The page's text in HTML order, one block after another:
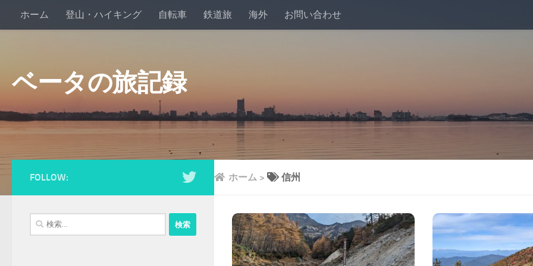
ホーム 登山・ハイキング 自転車 鉄道旅 海外 お問い合わせ
ベータの旅記録
ホーム > 信州
FOLLOW:
検
索: